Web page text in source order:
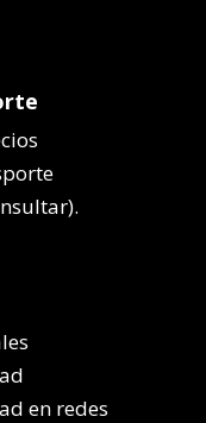
en redes